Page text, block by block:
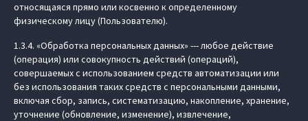
относящаяся прямо или косвенно к определенному
физическому лицу (Пользователю).
1.3.4. «Обработка персональных данных» --- любое действие
(операция) или совокупность действий (операций),
совершаемых с использованием средств автоматизации или
без использования таких средств с персональными данными,
включая сбор, запись, систематизацию, накопление, хранение,
уточнение (обновление, изменение), извлечение,